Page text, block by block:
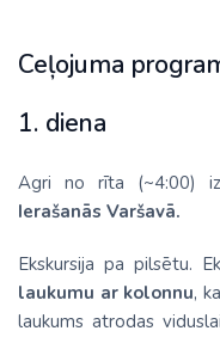
Ceļojuma
1. diena
Agri no rīta (~4:00)
Ierašanās Varšavā.
Ekskursija pa pilsētu.
laukumu ar kolonnu,
laukums atrodas